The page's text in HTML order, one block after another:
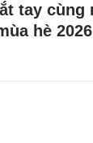
tay cùng
hè 2026